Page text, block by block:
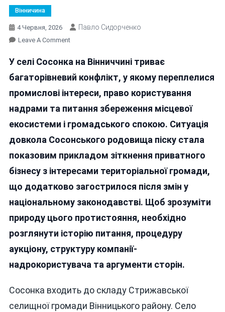
Вінничина
4 Червня, 2026 Павло Сидорченко
Leave A CommentOn
За
Сосонку:
Мешканці
Села
Вінниччині
Виступають
Проти
У селі Сосонка на Вінниччині триває
багаторівневий конфлікт, у якому переплелися
промислові інтереси, право користування
надрами та питання збереження місцевої
екосистеми і громадського спокою. Ситуація
довкола Сосонського родовища піску стала
показовим прикладом зіткнення приватного
бізнесу з інтересами територіальної громади,
що додатково загострилося після змін у
національному законодавстві. Щоб зрозуміти
природу цього протистояння, необхідно
розглянути історію питання, процедуру
аукціону, структуру компанії-
надрокористувача та аргументи сторін.
Сосонка входить до складу Стрижавської
селищної громади Вінницького району. Село